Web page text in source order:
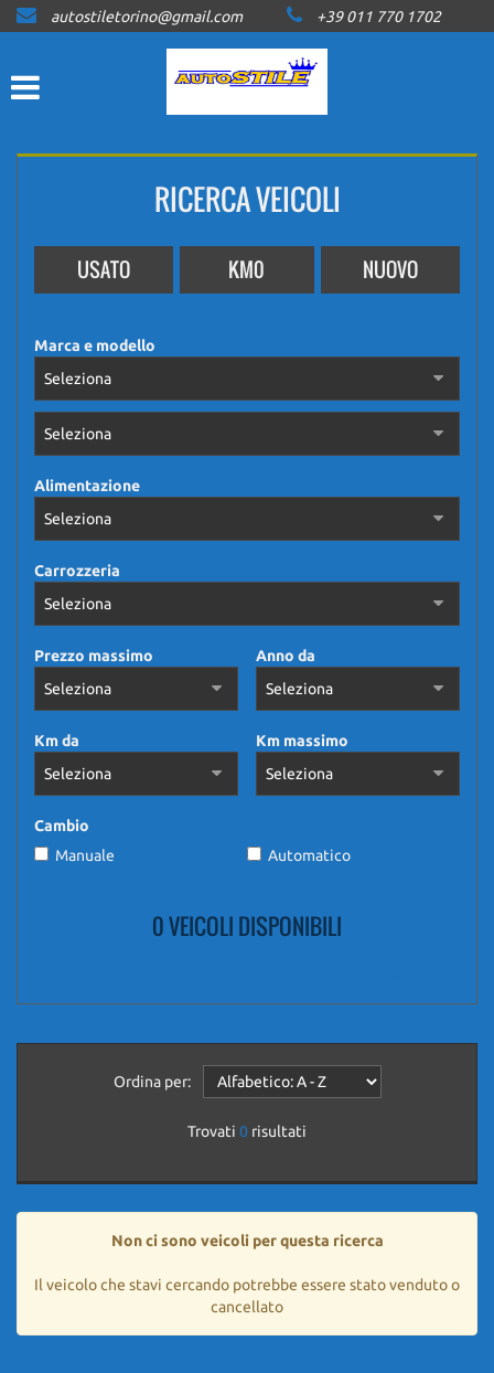
HOME
LISTA VEICOLI
ACQUISTIAMO USATO
CONTATTI
NEWS
autostiletorino@gmail.com +39 011 770 1702
RICERCA VEICOLI
USATO KM0 NUOVO
Marca e modello
Alimentazione
Carrozzeria
Prezzo massimo Anno da
Km da Km massimo
Cambio
Manuale
Automatico
0 VEICOLI DISPONIBILI
Ordina per:
Trovati 0 risultati
Non ci sono veicoli per questa ricerca
Il veicolo che stavi cercando potrebbe essere stato venduto o
cancellato